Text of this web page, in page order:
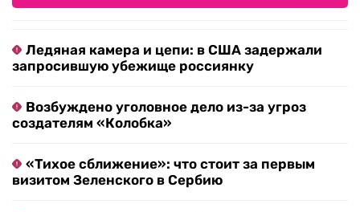
Ледяная камера и цепи: в США задержали
запросившую убежище россиянку
Возбуждено уголовное дело из-за угроз
создателям «Колобка»
«Тихое сближение»: что стоит за первым
визитом Зеленского в Сербию